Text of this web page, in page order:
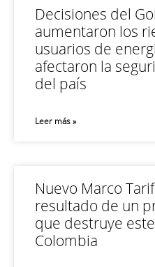
Decisiones del
aumentaron los
usuarios de
afectaron la
del país
Leer más »
Nuevo Marco
resultado de un
que destruye
Colombia